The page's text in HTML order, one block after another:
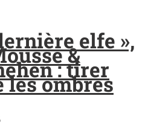
elfe »,
&
: tirer
les ombres